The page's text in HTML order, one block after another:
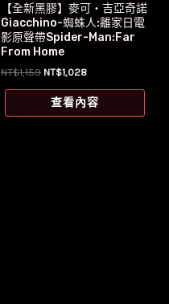
【全新黑膠】麥可‧吉亞奇諾
Giacchino-蜘蛛人:離家日電
影原聲帶Spider-Man:Far
From Home
NT$1,159 原
價
格：
NT$1,028目
價
格：
查看內容